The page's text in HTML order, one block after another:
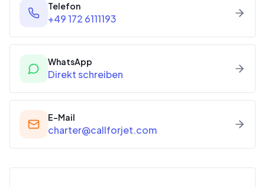
Telefon
+49 172 6111193
WhatsApp
Direkt schreiben
E-Mail
charter@callforjet.com